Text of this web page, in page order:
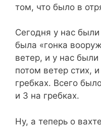
том, что было в
Сегодня у нас
была «гонка
ветер, и у нас были
потом ветер стих,
гребках. Всего
и 3 на гребках.
Ну, а теперь о